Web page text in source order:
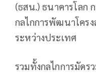
(ธสน.) ธนาคารโลก
กลไกการพัฒนาโคร
ระหว่างประเทศ
รวมทั้งกลไกการมัดร